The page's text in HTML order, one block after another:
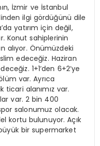
, İzmir ve İstanbul
ilgi gördüğünü dile
yatırım için değil,
Konut sahiplerinin
alıyor. Önümüzdeki
edeceğiz. Haziran
1+1’den 6+2’ye
var. Ayrıca
alanımız var.
var. 2 bin 400
salonumuz olacak.
kortu bulunuyor. Açık
bir supermarket